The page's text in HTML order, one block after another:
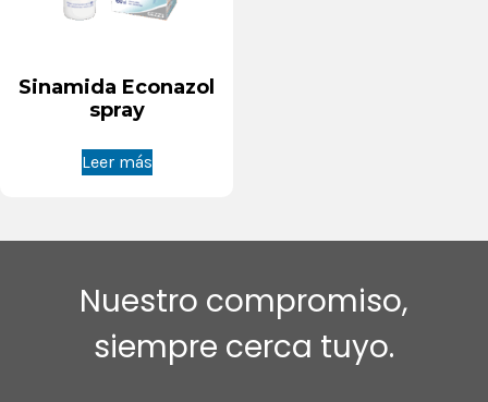
Sinamida Econazol
spray
Leer más
Nuestro compromiso,
siempre cerca tuyo.